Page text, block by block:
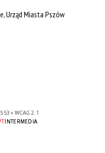
Urząd Miasta Pszów
+ WCAG 2.1
INTERMEDIA